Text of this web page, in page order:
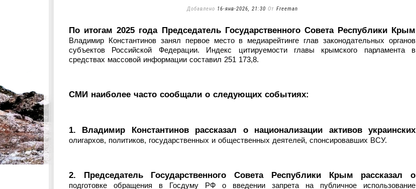
Добавлено 16-янв-2026, 21:30 От Freeman
По итогам 2025 года Председатель Государственного Совета Республики Крым
Владимир Константинов занял первое место в медиарейтинге глав законодательных органов
субъектов Российской Федерации. Индекс цитируемости главы крымского парламента в
средствах массовой информации составил 251 173,8.
СМИ наиболее часто сообщали о следующих событиях:
1. Владимир Константинов рассказал о национализации активов украинских
олигархов, политиков, государственных и общественных деятелей, спонсировавших ВСУ.
2. Председатель Государственного Совета Республики Крым рассказал о
подготовке обращения в Госдуму РФ о введении запрета на публичное использование